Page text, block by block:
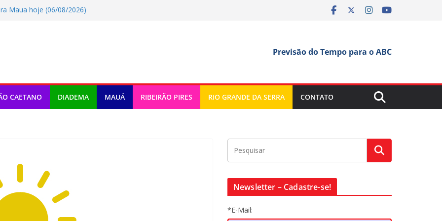
Maua hoje (06/08/2026)
Rio Grande Da Serra hoje
Ribeirao Pires hoje (06/08/2026)
Previsão do Tempo para o ABC
CAETANO DIADEMA MAUÁ RIBEIRÃO PIRES RIO GRANDE DA SERRA CONTATO
Newsletter – Cadastre-se!
*E-Mail: